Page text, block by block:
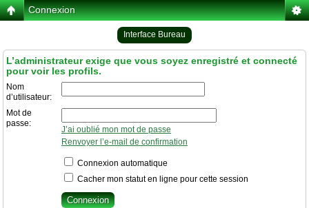
Connexion
Interface Bureau
L’administrateur exige que vous soyez enregistré et connecté
pour voir les profils.
Nom
d’utilisateur:
Mot de
passe:
J’ai oublié mon mot de passe
Renvoyer l’e-mail de confirmation
Connexion automatique
Cacher mon statut en ligne pour cette session